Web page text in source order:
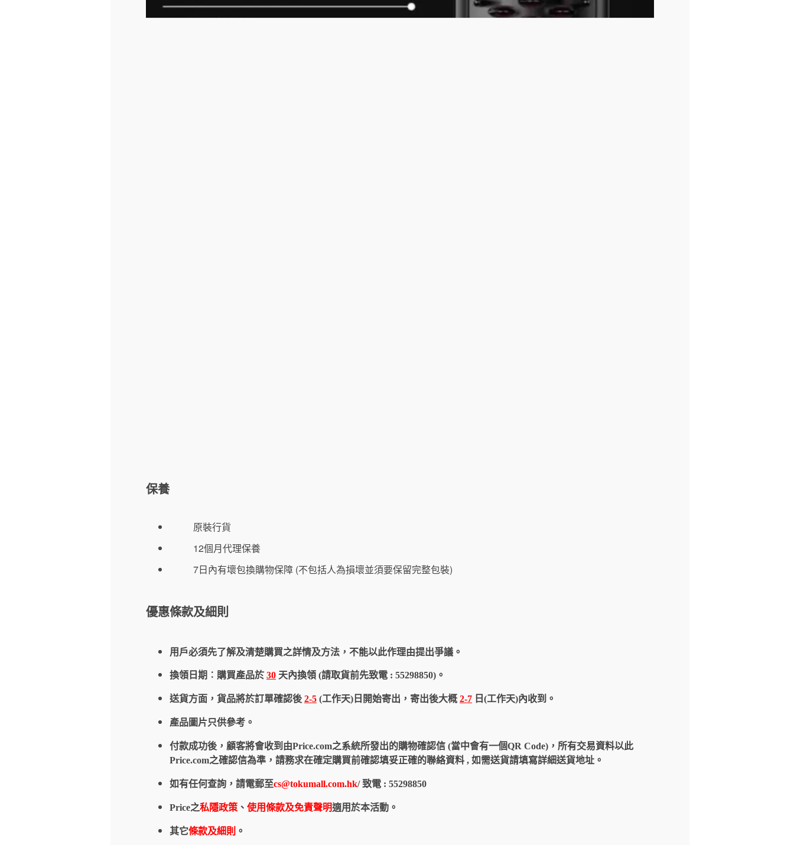
保養
原裝行貨
12個月代理保養
7日內有壞包換購物保障 (不包括人為損壞並須要保留完整包裝)
優惠條款及細則
用戶必須先了解及清楚購買之詳情及方法，不能以此作理由提出爭議。
換領日期︰購買產品於 30 天內換領 (請取貨前先致電 : 55298850)。
送貨方面，貨品將於訂單確認後 2-5 (工作天)日開始寄出，寄出後大概 2-7 日(工作天)內收到。
產品圖片只供參考。
付款成功後，顧客將會收到由Price.com之系統所發出的購物確認信 (當中會有一個QR Code)，所有交易資料以此
Price.com之確認信為準，請務求在確定購買前確認填妥正確的聯絡資料 , 如需送貨請填寫詳細送貨地址。
如有任何查詢，請電郵至cs@tokumall.com.hk/ 致電 : 55298850
Price之私隱政策 、 使用條款及免責聲明適用於本活動。
其它條款及細則 。